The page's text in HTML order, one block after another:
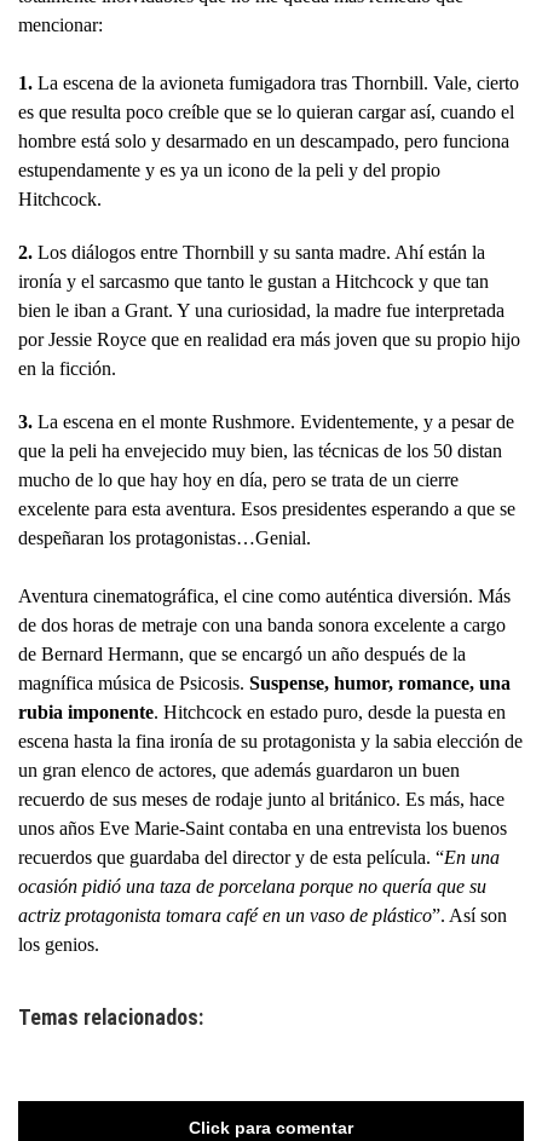
mencionar:
1. La escena de la avioneta fumigadora tras Thornbill. Vale, cierto
es que resulta poco creíble que se lo quieran cargar así, cuando el
hombre está solo y desarmado en un descampado, pero funciona
estupendamente y es ya un icono de la peli y del propio
Hitchcock.
2. Los diálogos entre Thornbill y su santa madre. Ahí están la
ironía y el sarcasmo que tanto le gustan a Hitchcock y que tan
bien le iban a Grant. Y una curiosidad, la madre fue interpretada
por Jessie Royce que en realidad era más joven que su propio hijo
en la ficción.
3. La escena en el monte Rushmore. Evidentemente, y a pesar de
que la peli ha envejecido muy bien, las técnicas de los 50 distan
mucho de lo que hay hoy en día, pero se trata de un cierre
excelente para esta aventura. Esos presidentes esperando a que se
despeñaran los protagonistas…Genial.
Aventura cinematográfica, el cine como auténtica diversión. Más
de dos horas de metraje con una banda sonora excelente a cargo
de Bernard Hermann, que se encargó un año después de la
magnífica música de Psicosis. Suspense, humor, romance, una
rubia imponente. Hitchcock en estado puro, desde la puesta en
escena hasta la fina ironía de su protagonista y la sabia elección de
un gran elenco de actores, que además guardaron un buen
recuerdo de sus meses de rodaje junto al británico. Es más, hace
unos años Eve Marie-Saint contaba en una entrevista los buenos
recuerdos que guardaba del director y de esta película. “En una
ocasión pidió una taza de porcelana porque no quería que su
actriz protagonista tomara café en un vaso de plástico”. Así son
los genios.
Temas relacionados:
Click para comentar